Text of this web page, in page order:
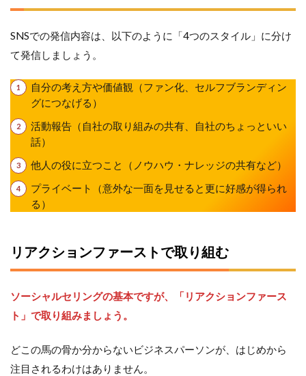
SNSでの発信内容は、以下のように「4つのスタイル」に分け
て発信しましょう。
自分の考え方や価値観（ファン化、セルフブランディン
グにつなげる）
活動報告（自社の取り組みの共有、自社のちょっといい
話）
他人の役に立つこと（ノウハウ・ナレッジの共有など）
プライベート（意外な一面を見せると更に好感が得られ
る）
リアクションファーストで取り組む
ソーシャルセリングの基本ですが、「リアクションファース
ト」で取り組みましょう。
どこの馬の骨か分からないビジネスパーソンが、はじめから
注目されるわけはありません。